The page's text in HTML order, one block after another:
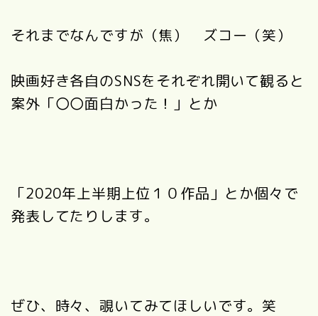
それまでなんですが（焦） ズコー（笑）
映画好き各自のSNSをそれぞれ開いて観ると
案外「〇〇面白かった！」とか
「2020年上半期上位１０作品」とか個々で
発表してたりします。
ぜひ、時々、覗いてみてほしいです。笑